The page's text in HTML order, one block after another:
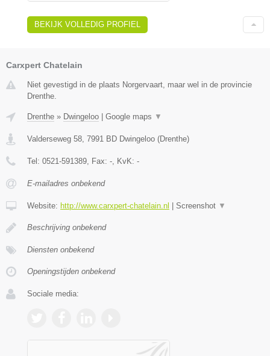
BEKIJK VOLLEDIG PROFIEL
Carxpert Chatelain
Niet gevestigd in de plaats Norgervaart, maar wel in de provincie
Drenthe.
Drenthe » Dwingeloo Google maps ▼
Valderseweg 58, 7991 BD Dwingeloo (Drenthe)
Tel: 0521-591389, Fax: -, KvK: -
E-mailadres onbekend
Website: http://www.carxpert-chatelain.nl Screenshot ▼
Beschrijving onbekend
Diensten onbekend
Openingstijden onbekend
Sociale media: